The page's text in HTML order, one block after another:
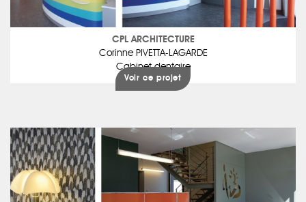
CPL ARCHITECTURE
Corinne PIVETTA-LAGARDE
Cabinet dentaire
Voir ce projet